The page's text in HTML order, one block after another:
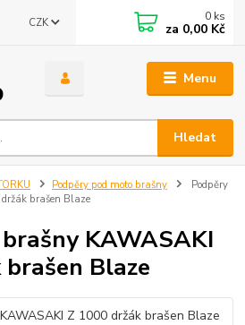
Menu
CZK
Hledat
0 ks
za 0,00 Kč
Podpěry pod moto brašny
Podpěry
brašen Blaze
KAWASAKI
Blaze